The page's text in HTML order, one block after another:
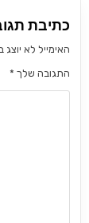
כתיבת
האימייל לא
התגובה שלך *